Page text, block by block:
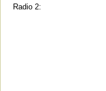
Radio 2: